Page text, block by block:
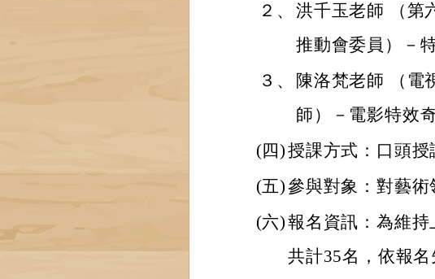
２、 洪千玉老師 （第
推動會委員）－
３、
陳洛梵老師 （電
師）－電影特效
(四)授課方式：口頭授
(五)參與對象：對藝術
(六)報名資訊：為維
共計35名，依報